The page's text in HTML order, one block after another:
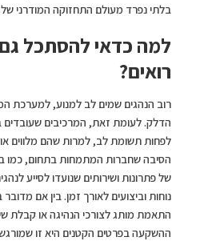
בלתי נפרד מעולם התחזוקה המודרני
למה כדאי להסתכל
רואים?
רוב הנהגים שמים לב למנוע, למערכת
הדלק. לעומת זאת, המרכיבים שעובדים
לפחות תשומת לב, למרות שהם מלווים
הסיבה שחברות המתמחות בתחום, כמו
של פתרונות ושירותים שנועדו לסייע
נוחות וביצועים לאורך זמן. בין אם
התאמת מותג לצורכי הנהיגה או קבלת
ההשקעה בפרטים הקטנים היא זו